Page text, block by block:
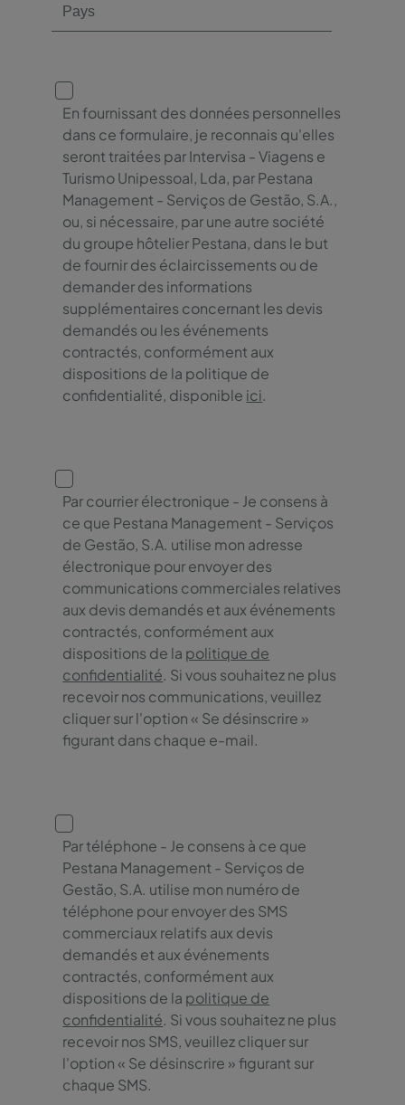
En fournissant des données personnelles
dans ce formulaire, je reconnais qu'elles
seront traitées par Intervisa - Viagens e
Turismo Unipessoal, Lda, par Pestana
Management - Serviços de Gestão, S.A.,
ou, si nécessaire, par une autre société
du groupe hôtelier Pestana, dans le but
de fournir des éclaircissements ou de
demander des informations
supplémentaires concernant les devis
demandés ou les événements
contractés, conformément aux
dispositions de la politique de
confidentialité, disponible ici.
Par courrier électronique - Je consens à
ce que Pestana Management - Serviços
de Gestão, S.A. utilise mon adresse
électronique pour envoyer des
communications commerciales relatives
aux devis demandés et aux événements
contractés, conformément aux
dispositions de la politique de
confidentialité. Si vous souhaitez ne plus
recevoir nos communications, veuillez
cliquer sur l'option « Se désinscrire »
figurant dans chaque e-mail.
Par téléphone - Je consens à ce que
Pestana Management - Serviços de
Gestão, S.A. utilise mon numéro de
téléphone pour envoyer des SMS
commerciaux relatifs aux devis
demandés et aux événements
contractés, conformément aux
dispositions de la politique de
confidentialité. Si vous souhaitez ne plus
recevoir nos SMS, veuillez cliquer sur
l'option « Se désinscrire » figurant sur
chaque SMS.